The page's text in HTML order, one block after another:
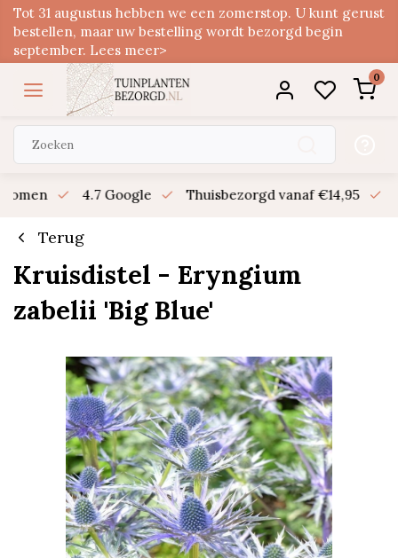
Tot 31 augustus hebben we een zomerstop. U kunt gerust
bestellen, maar uw bestelling wordt bezorgd begin
september. Lees meer>
0
4.7 Google Thuisbezorgd vanaf €14,95
Terug
Kruisdistel - Eryngium
zabelii 'Big Blue'